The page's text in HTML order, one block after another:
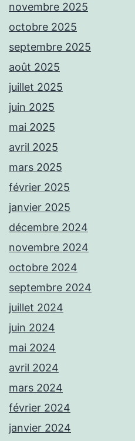
novembre 2025
octobre 2025
septembre 2025
août 2025
juillet 2025
juin 2025
mai 2025
avril 2025
mars 2025
février 2025
janvier 2025
décembre 2024
novembre 2024
octobre 2024
septembre 2024
juillet 2024
juin 2024
mai 2024
avril 2024
mars 2024
février 2024
janvier 2024